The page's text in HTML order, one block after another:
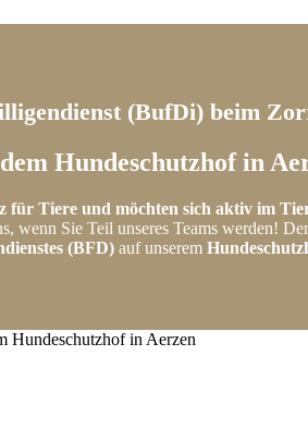
(BufDi) beim
Hundeschutzhof in
für Tiere und möchten sich aktiv im
wenn Sie Teil unseres Teams werden!
(BFD) auf unserem